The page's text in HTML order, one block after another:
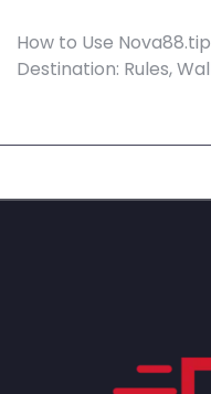
How to Use
Destination: Rules,